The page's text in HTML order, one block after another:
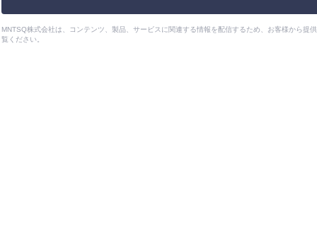
MNTSQ株式会社は、コンテンツ、製品、サービスに関連する情報を配信するため、お客様から
覧ください。